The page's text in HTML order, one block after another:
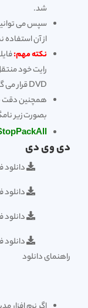
شد.
سپس می
از آن استفاده
نکته مهم:
DVD قرار می گیرد.
همچنین دقت
بصورت زیر
دی وی دی
دانلود فایل 1 از 4
دانلود فایل 2 از 4
دانلود فایل 3 از 4
دانلود فایل 4 از 4 -
راهنمای دانلود